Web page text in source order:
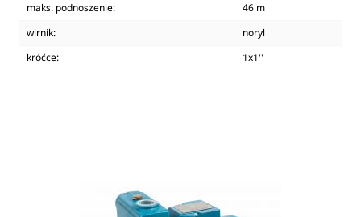
maks. podnoszenie:
46 m
wirnik:
noryl
króćce:
1x1''